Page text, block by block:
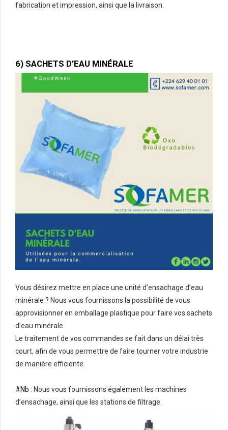
fabrication et impression, ainsi que la livraison.
6) SACHETS D’EAU MINÉRALE
Vous désirez mettre en place une unité d’ensachage d’eau
minérale ? Nous vous fournissons la possibilité de vous
approvisionner en emballage plastique pour faire vos sachets
d’eau minérale.
Le traitement de vos commandes se fait dans un délai très
court, afin de vous permettre de faire tourner votre industrie
de manière efficiente.
#Nb : Nous vous fournissons également les machines
d’ensachage, ainsi que les stations de filtrage.